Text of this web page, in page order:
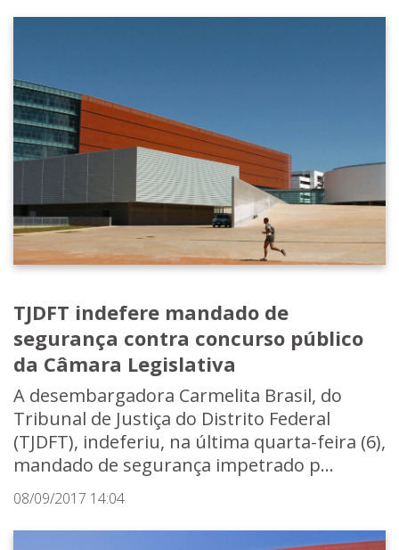
TJDFT indefere mandado de
segurança contra concurso público
da Câmara Legislativa
A desembargadora Carmelita Brasil, do
Tribunal de Justiça do Distrito Federal
(TJDFT), indeferiu, na última quarta-feira (6),
mandado de segurança impetrado p...
08/09/2017 14:04